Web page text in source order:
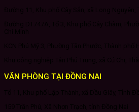
VĂN PHÒNG TẠI ĐỒNG NAI